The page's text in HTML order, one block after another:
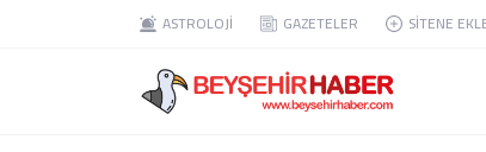
ASTROLOJİ GAZETELER SİTENE